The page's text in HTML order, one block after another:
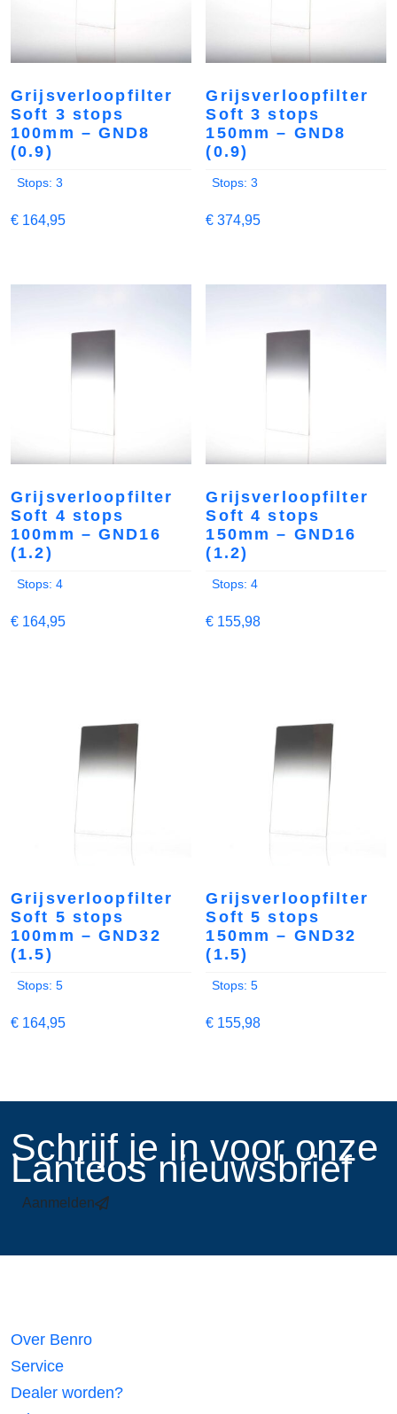
Grijsverloopfilter
Soft 3 stops
100mm – GND8
(0.9)
Stops: 3
€ 164,95
Grijsverloopfilter
Soft 3 stops
150mm – GND8
(0.9)
Stops: 3
€ 374,95
Grijsverloopfilter
Soft 4 stops
100mm – GND16
(1.2)
Stops: 4
€ 164,95
Grijsverloopfilter
Soft 4 stops
150mm – GND16
(1.2)
Stops: 4
€ 155,98
Grijsverloopfilter
Soft 5 stops
100mm – GND32
(1.5)
Stops: 5
€ 164,95
Grijsverloopfilter
Soft 5 stops
150mm – GND32
(1.5)
Stops: 5
€ 155,98
​Schrijf je in voor onze
Lanteos nieuwsbrief
Aanmelden
Over Benro
Service
Dealer worden?